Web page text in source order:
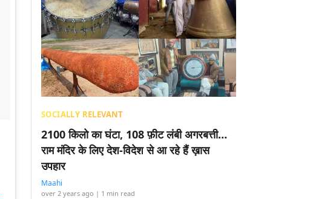
SOCIALLY RELEVANT
2100 किलो का घंटा, 108 फ़ीट लंबी अगरबत्ती…
राम मंदिर के लिए देश-विदेश से आ रहे हैं ख़ास
उपहार
Maahi
over 2 years ago | 1 min read